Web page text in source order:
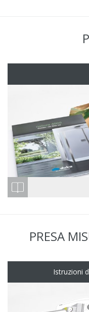
PRESA
Istruzioni